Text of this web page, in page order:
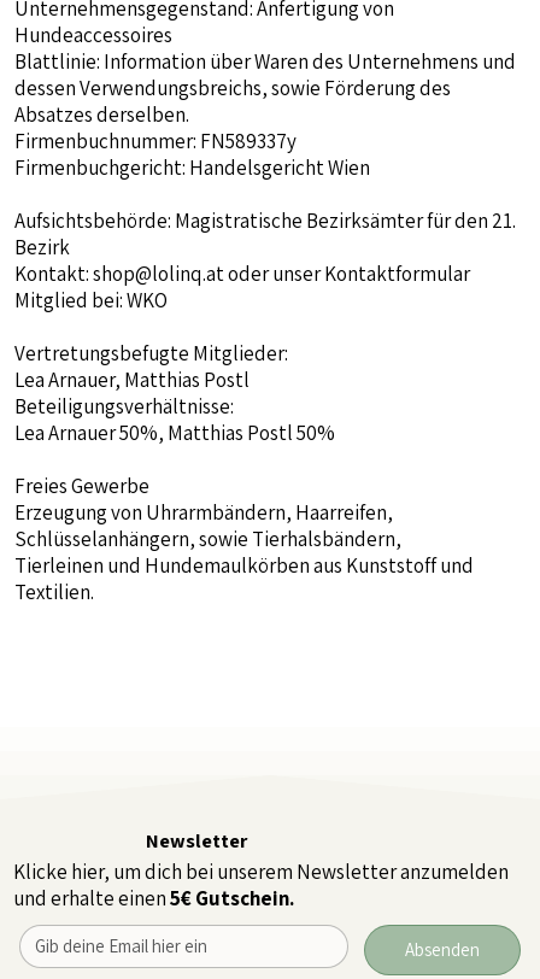
Unternehmensgegenstand: Anfertigung von
Hundeaccessoires
Blattlinie: Information über Waren des Unternehmens und
dessen Verwendungsbreichs, sowie Förderung des
Absatzes derselben.
Firmenbuchnummer: FN589337y
Firmenbuchgericht: Handelsgericht Wien
Aufsichtsbehörde: Magistratische Bezirksämter für den 21.
Bezirk
Kontakt:shop@lolinq.atoder unser Kontaktformular
Mitglied bei: WKO
Vertretungsbefugte Mitglieder:
Lea Arnauer, Matthias Postl
Beteiligungsverhältnisse:
Lea Arnauer 50%, Matthias Postl 50%
Freies Gewerbe
Erzeugung von Uhrarmbändern, Haarreifen,
Schlüsselanhängern, sowie Tierhalsbändern,
Tierleinen und Hundemaulkörben aus Kunststoff und
Textilien.
Newsletter
Klicke hier, um dich bei unserem Newsletter anzumelden
und erhalte einen5€ Gutschein.
Absenden